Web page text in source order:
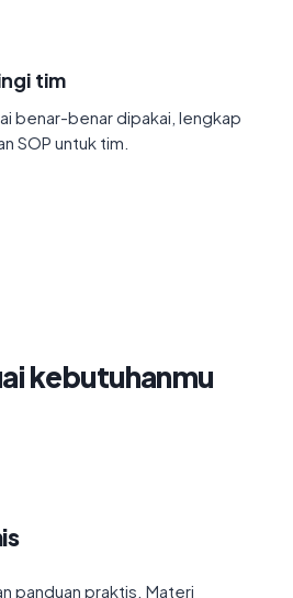
tim
benar-benar dipakai, lengkap
SOP untuk tim.
kebutuhanmu
panduan praktis. Materi